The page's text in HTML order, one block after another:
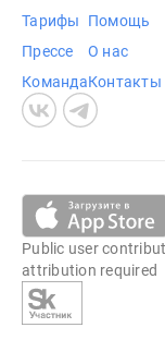
Тарифы
Прессе
Команда
Помощь
О нас
Контакты
Public user
attribution required